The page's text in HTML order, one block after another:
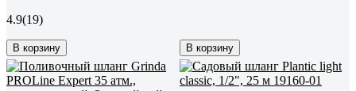
4.9(19)
В корзину В корзину